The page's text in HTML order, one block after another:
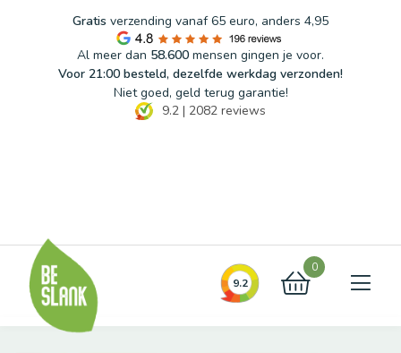
Gratis verzending vanaf 65 euro, anders 4,95
Al meer dan 58.600 mensen gingen je voor.
Voor 21:00 besteld, dezelfde werkdag verzonden!
Niet goed, geld terug garantie!
9.2 | 2082 reviews
9.2
0